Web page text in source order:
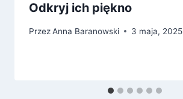
Odkryj ich piękno
PrzezAnna Baranowski 3 maja, 2025